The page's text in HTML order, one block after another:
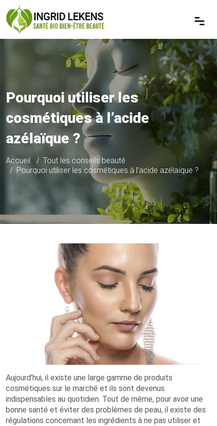
Pourquoi utiliser les
cosmétiques à l’acide
azélaïque ?
Accueil
Tout les conseils beauté
Pourquoi utiliser les cosmétiques à l’acide azélaïque ?
Aujourd’hui, il existe une large gamme de produits
cosmétiques sur le marché et ils sont devenus
indispensables au quotidien. Tout de même, pour avoir une
bonne santé et éviter des problèmes de peau, il existe des
régulations concernant les ingrédients à ne pas utiliser et